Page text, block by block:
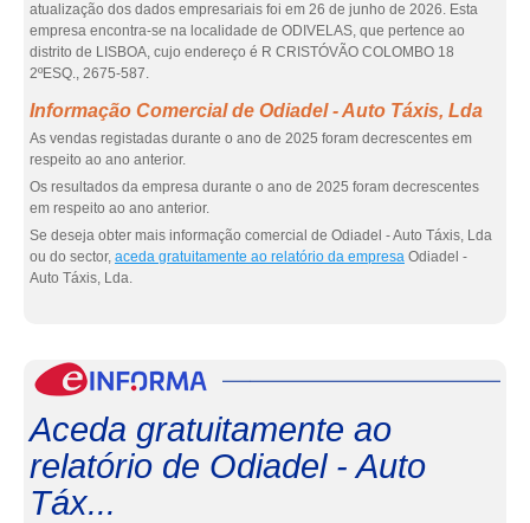
atualização dos dados empresariais foi em 26 de junho de 2026. Esta
empresa encontra-se na localidade de ODIVELAS, que pertence ao
distrito de LISBOA, cujo endereço é R CRISTÓVÃO COLOMBO 18
2ºESQ., 2675-587.
Informação Comercial de Odiadel - Auto Táxis, Lda
As vendas registadas durante o ano de 2025 foram decrescentes em
respeito ao ano anterior.
Os resultados da empresa durante o ano de 2025 foram decrescentes
em respeito ao ano anterior.
Se deseja obter mais informação comercial de Odiadel - Auto Táxis, Lda
ou do sector, aceda gratuitamente ao relatório da empresa Odiadel -
Auto Táxis, Lda.
Aceda gratuitamente ao
relatório de Odiadel - Auto
Táx...